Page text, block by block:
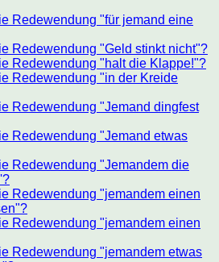
Redewendung "für jemand eine
Redewendung "Geld stinkt nicht"?
Redewendung "halt die Klappe!"?
Redewendung "in der Kreide
Redewendung "Jemand dingfest
Redewendung "Jemand etwas
Redewendung "Jemandem die
Redewendung "jemandem einen
Redewendung "jemandem einen
Redewendung "jemandem etwas